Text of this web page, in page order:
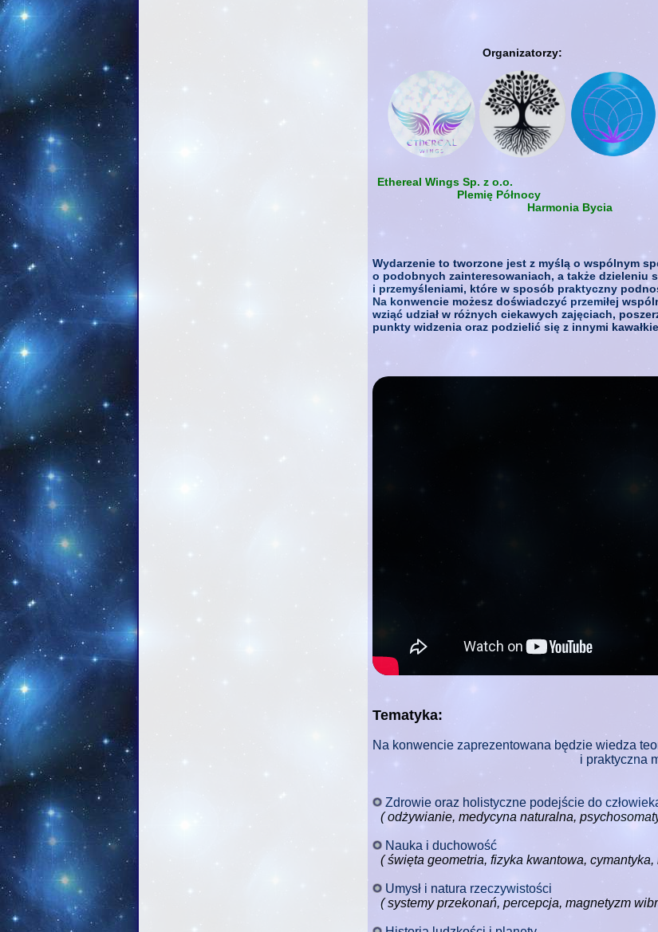
Organizatorzy:
Ethereal Wings Sp. z o.o.
Plemię Północy
Harmonia Bycia
Wydarzenie to tworzone jest z myślą o wspólnym
o podobnych zainteresowaniach, a także dzieleniu
i przemyśleniami, które w sposób praktyczny
Na konwencie możesz doświadczyć przemiłej
wziąć udział w różnych ciekawych zajęciach,
punkty widzenia oraz podzielić się z innymi
Tematyka:
Na konwencie zaprezentowana będzie wiedza
i praktyczna
Zdrowie oraz holistyczne podejście do
( odżywianie, medycyna naturalna,
Nauka i duchowość
( święta geometria, fizyka kwantowa,
Umysł i natura rzeczywistości
( systemy przekonań, percepcja, magnetyzm